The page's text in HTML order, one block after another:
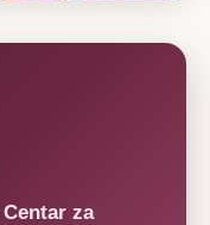
Centar za